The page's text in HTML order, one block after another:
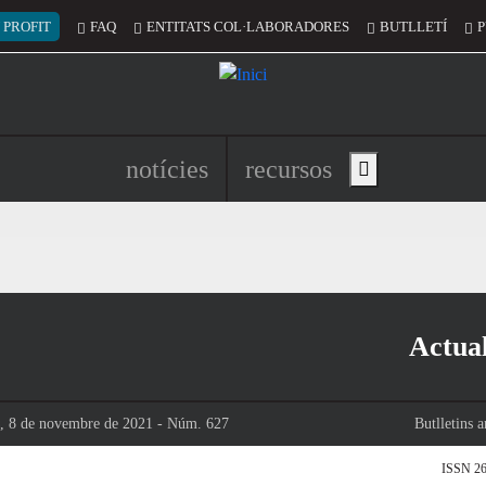
del compte d'usuari
PROFIT FAQ ENTITATS COL·LABORADORES BUTLLETÍ
Navegació principal de
notícies recursos Show main menu
8 de novembre de 2021 - Núm. 627 Butlletins
ISSN